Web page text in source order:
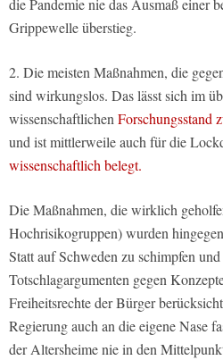
die Pandemie nie das Ausmaß einer
Grippewelle überstieg.
2. Die meisten Maßnahmen, die
sind wirkungslos. Das lässt sich im
wissenschaftlichenForschungsstand
und ist mittlerweile auch für die
wissenschaftlich belegt.
Die Maßnahmen, die wirklich
Hochrisikogruppen) wurden
Statt auf Schweden zu schimpfen
Totschlagargumenten gegen
Freiheitsrechte der Bürger
Regierung auch an die eigene Nase
der Altersheime nie in den